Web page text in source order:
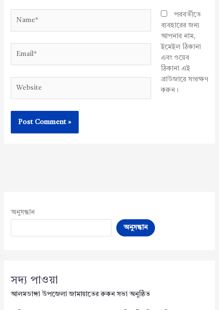
পরবর্তীতে
ব্যবহারের জন্য
আপনার নাম,
ইমেইল ঠিকানা
এবং ওয়েব
ঠিকানা এই
ব্রাউজারে সংরক্ষণ
করুন।
অনুসন্ধান
অনুসন্ধান
সদ্য পাওয়া
আলমডাঙ্গা উপজেলা জামায়াতের রুকন সভা অনুষ্ঠিত